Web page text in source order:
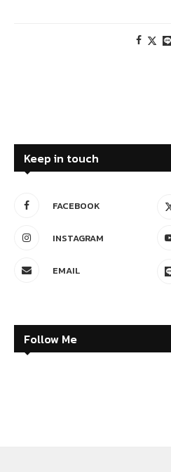
Keep in touch
FACEBOOK
INSTAGRAM
EMAIL
Follow Me